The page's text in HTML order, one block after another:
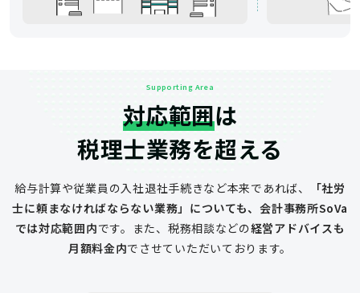
Supporting Area
対応範囲は
税理士業務を超える
給与計算や従業員の入社退社手続きなど本来であれば、
「社労
士に頼まなければならない業務」についても、会計事務所SoVa
では対応範囲内です。 また、税務相談などの経営アドバイスも
月額料金内でさせていただいております。